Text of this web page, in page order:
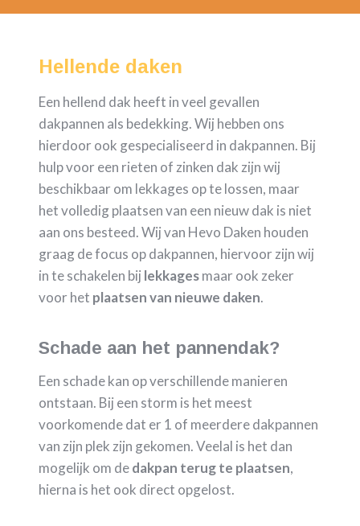
Hellende daken
Een hellend dak heeft in veel gevallen
dakpannen als bedekking. Wij hebben ons
hierdoor ook gespecialiseerd in dakpannen. Bij
hulp voor een rieten of zinken dak zijn wij
beschikbaar om lekkages op te lossen, maar
het volledig plaatsen van een nieuw dak is niet
aan ons besteed. Wij van Hevo Daken houden
graag de focus op dakpannen, hiervoor zijn wij
in te schakelen bij lekkagesmaar ook zeker
voor het plaatsen van nieuwe daken.
Schade aan het pannendak?
Een schade kan op verschillende manieren
ontstaan. Bij een storm is het meest
voorkomende dat er 1 of meerdere dakpannen
van zijn plek zijn gekomen. Veelal is het dan
mogelijk om dedakpan terug te plaatsen,
hierna is het ook direct opgelost.